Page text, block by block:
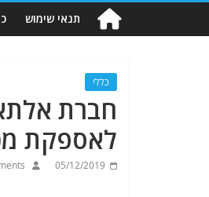
תנאי שימוש
כללי
חברת
לאספקת
05/12/2019